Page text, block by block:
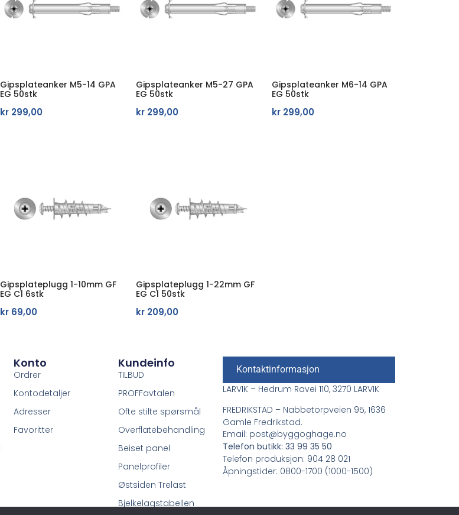
Gipsplateanker M5-14 GPA
EG 50stk
kr 299,00
Gipsplateanker M5-27 GPA
EG 50stk
kr299,00
Gipsplateanker M6-14 GPA
EG 50stk
kr299,00
Gipsplateplugg 1-10mm GF
EG C1 6stk
kr 69,00
Gipsplateplugg 1-22mm GF
EG C1 50stk
kr209,00
Konto
Ordrer
Kontodetaljer
Adresser
Favoritter
Kundeinfo
TILBUD
PROFFavtalen
Ofte stilte spørsmål
Overflatebehandling
Beiset panel
Panelprofiler
Østsiden Trelast
Bjelkelagstabellen
Kontaktinformasjon
LARVIK – Hedrum Ravei 110, 3270 LARVIK
FREDRIKSTAD – Nabbetorpveien 95, 1636
Gamle Fredrikstad.
Email: post@byggoghage.no
Telefon butikk: 33 99 35 50
Telefon produksjon: 904 28 021
Åpningstider: 0800-1700 (1000-1500)